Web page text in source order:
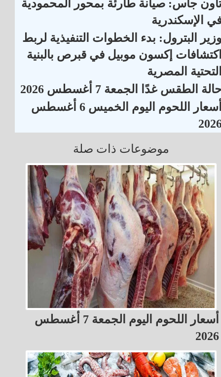
جاس: صيانة طارئة بمحور المحمودية
الإسكندرية
البترول: بدء الخطوات التنفيذية لربط
إكسون موبيل في قبرص بالبنية
المصرية
الطقس غدًا الجمعة 7 أغسطس 2026
أسعار اللحوم اليوم الخميس 6 أغسطس
موضوعات ذات صلة
أسعار اللحوم اليوم الجمعة 7 أغسطس
2026